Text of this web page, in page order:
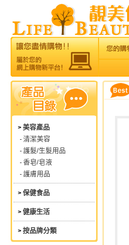
> 美容產品
- 清潔美容
- 護髮/生髮用品
- 香皂/皂液
- 護膚用品
> 保健食品
> 健康生活
> 按品牌分類